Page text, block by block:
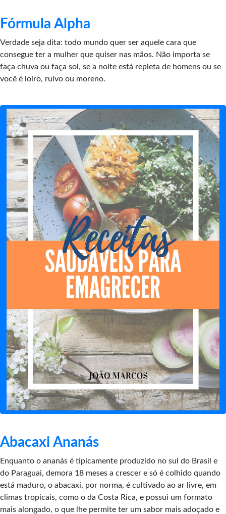
Fórmula Alpha
Verdade seja dita: todo mundo quer ser aquele cara que
consegue ter a mulher que quiser nas mãos. Não importa se
faça chuva ou faça sol, se a noite está repleta de homens ou se
você é loiro, ruivo ou moreno.
Abacaxi Ananás
Enquanto o ananás é tipicamente produzido no sul do Brasil e
do Paraguai, demora 18 meses a crescer e só é colhido quando
está maduro, o abacaxi, por norma, é cultivado ao ar livre, em
climas tropicais, como o da Costa Rica, e possui um formato
mais alongado, o que lhe permite ter um sabor mais adoçado e